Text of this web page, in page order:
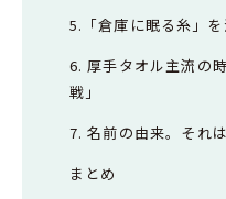
5.「倉庫に眠る糸」
6. 厚手タオル主流の
戦」
7. 名前の由来。それ
まとめ